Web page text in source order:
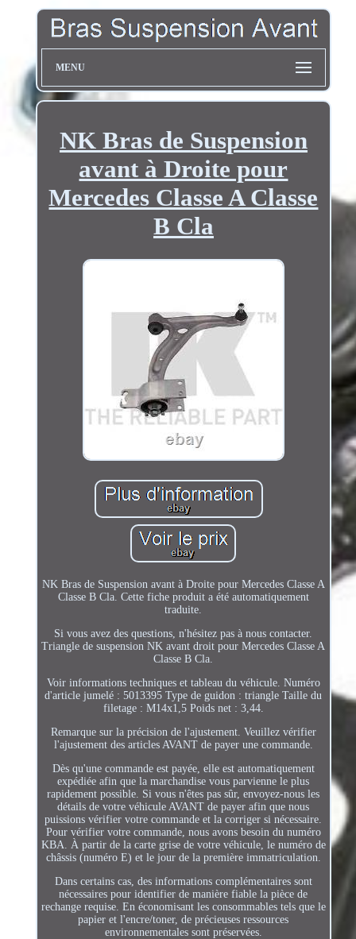
MENU
NK Bras de Suspension
avant à Droite pour
Mercedes Classe A Classe
B Cla
NK Bras de Suspension avant à Droite pour Mercedes Classe A
Classe B Cla. Cette fiche produit a été automatiquement
traduite.
Si vous avez des questions, n'hésitez pas à nous contacter.
Triangle de suspension NK avant droit pour Mercedes Classe A
Classe B Cla.
Voir informations techniques et tableau du véhicule. Numéro
d'article jumelé : 5013395 Type de guidon : triangle Taille du
filetage : M14x1,5 Poids net : 3,44.
Remarque sur la précision de l'ajustement. Veuillez vérifier
l'ajustement des articles AVANT de payer une commande.
Dès qu'une commande est payée, elle est automatiquement
expédiée afin que la marchandise vous parvienne le plus
rapidement possible. Si vous n'êtes pas sûr, envoyez-nous les
détails de votre véhicule AVANT de payer afin que nous
puissions vérifier votre commande et la corriger si nécessaire.
Pour vérifier votre commande, nous avons besoin du numéro
KBA. À partir de la carte grise de votre véhicule, le numéro de
châssis (numéro E) et le jour de la première immatriculation.
Dans certains cas, des informations complémentaires sont
nécessaires pour identifier de manière fiable la pièce de
rechange requise. En économisant les consommables tels que le
papier et l'encre/toner, de précieuses ressources
environnementales sont préservées.